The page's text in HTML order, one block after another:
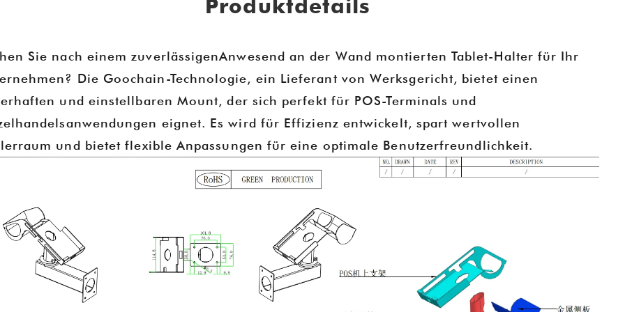
2025-08-13 20:19:25
uns, Ihnen mitteilen zu können,
Goochain Technology Co.,
bei der IFA 2025 in Berlin
Goochain glänzt auf der CES 2025
2025-01-16 20:18:55
2024-12-20 16:57:03
Produktdetails
Sie nach einem zuverlässigenAnwesend an der Wand montierten Tablet-Halter für Ihr
Die Goochain-Technologie, ein Lieferant von Werksgericht, bietet einen
und einstellbaren Mount, der sich perfekt für POS-Terminals und
eignet. Es wird für Effizienz entwickelt, spart wertvollen
und bietet flexible Anpassungen für eine optimale Benutzerfreundlichkeit.